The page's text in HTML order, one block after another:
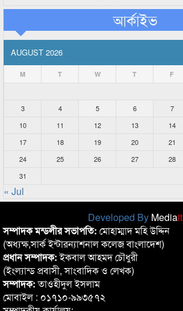
আর্কাইভ
AUGUST 2026
M T W T F
3
4 5 6 7
10
11 12 13 14
17
18 19 20 21
24
25 26 27 28
31
« Jul
Developed By Mediait
সম্পাদক মন্ডলীর সভাপতি: মোহাম্মাদ মহি উদ্দিন
(অধ্যক্ষ,সার্ক ইন্টারন্যাশনাল কলেজ বাংলাদেশ)
প্রধান সম্পাদক:ইকবাল আহমদ চৌধুরী
(ইংল্যান্ড প্রবাসী, সাংবাদিক ও লেখক)
সম্পাদক:তাওহীদুল ইসলাম
মোবাইল : ০১৭১০-৯৯৩৫৭২